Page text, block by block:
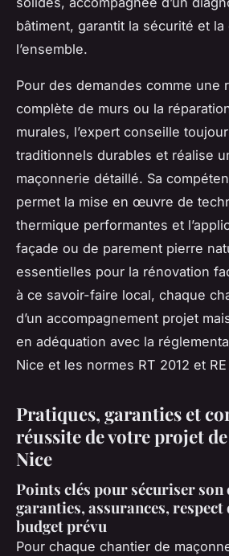
bâtiment, garantit la sécurité et
l’ensemble.
Pour des demandes comme une
complète de murs ou la
murales, l’expert conseille
traditionnels durables et réalise
maçonnerie détaillé. Sa
permet la mise en œuvre de
thermique performantes et
façade ou de parement pierre
essentielles pour la rénovation
à ce savoir-faire local, chaque
d’un accompagnement projet
en adéquation avec la
Nice et les normes RT 2012 et
Pratiques, garanties et
réussite de votre projet
Nice
Points clés pour sécuriser son
garanties, assurances, respect
budget prévu
Pour chaque chantier de